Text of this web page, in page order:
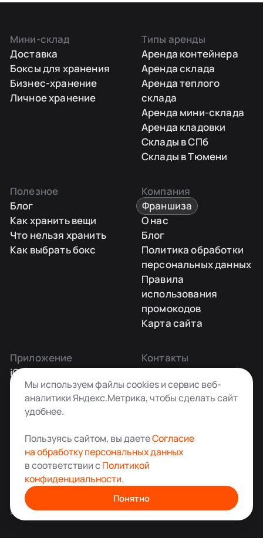
Мини-склад
Доставка
Боксы для хранения
Бизнес-хранение
Личное хранение
Типы аренды
Аренда контейнера
Аренда склада
Аренда теплого
склада
Аренда мини-склада
Аренда кладовки
Склады в СПб
Склады в Тюмени
Полезное
Блог
Как хранить вещи
Что нельзя хранить
Как выбрать бокс
Компания
Франшиза
О нас
Блог
Политика обработки
персональных данных
Правила
использования
промокодов
Карта сайта
Приложение
iOS
Android
Контакты
Заказать звонок
+7 495 181-55-45
info@kladovkin.ru
Аренда склада для хранения вещей в Москве
© ООО «Кладовкин» 2026. Все права защищены
ИНН:7100007940 ОГРН:1217100007805
Мы используем файлы cookies и сервис веб-
аналитики Яндекс.Метрика, чтобы сделать сайт
удобнее.
Пользуясь сайтом, вы даетеСогласие
на обработку персональных данных
в соответствии с Политикой
конфиденциальности.
Понятно